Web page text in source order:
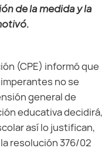
de la medida y la
(CPE) informó que
no se
general de
educativa decidirá,
así lo justifican,
resolución 376/02